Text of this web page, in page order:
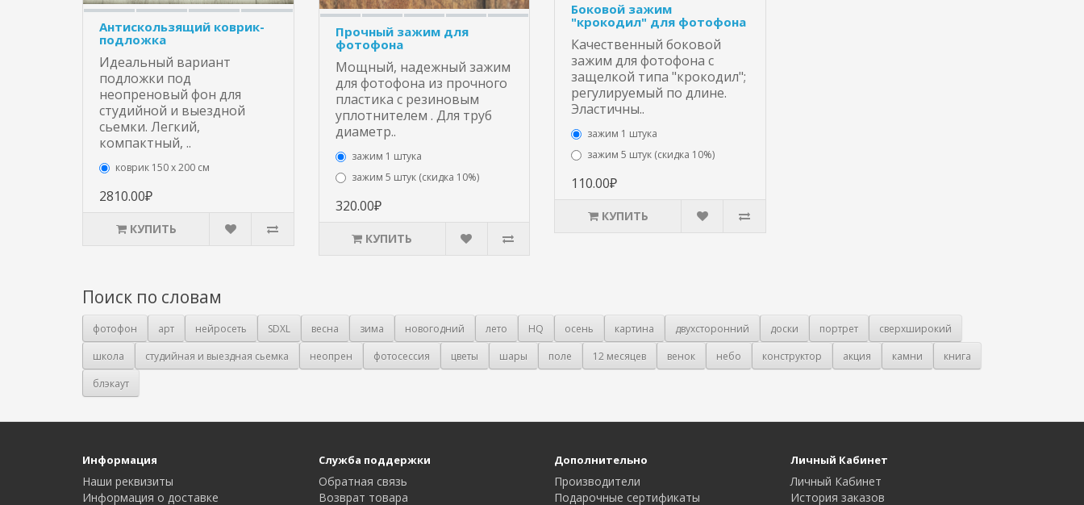
Антискользящий коврик-
подложка
Идеальный вариант
подложки под
неопреновый фон для
студийной и выездной
сьемки. Легкий,
компактный, ..
коврик 150 х 200 см
2810.00₽
КУПИТЬ
Прочный зажим для
фотофона
Мощный, надежный зажим
для фотофона из прочного
пластика с резиновым
уплотнителем . Для труб
диаметр..
зажим 1 штука
зажим 5 штук (скидка 10%)
320.00₽
КУПИТЬ
Боковой зажим
"крокодил" для фотофона
Качественный боковой
зажим для фотофона с
защелкой типа "крокодил";
регулируемый по длине.
Эластичны..
зажим 1 штука
зажим 5 штук (скидка 10%)
110.00₽
КУПИТЬ
Поиск по словам
фотофон арт нейросеть SDXL весна зима новогодний лето HQ осень картина двухсторонний доски портрет
сверхширокий
школа
студийная и выездная сьемка неопрен фотосессия цветы шары поле 12 месяцев венок небо конструктор акция камни
книга
блэкаут
Информация
Наши реквизиты
Информация о доставке
Служба поддержки
Обратная связь
Возврат товара
Дополнительно
Производители
Подарочные сертификаты
Личный Кабинет
Личный Кабинет
История заказов